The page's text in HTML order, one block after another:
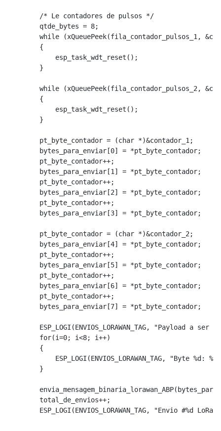
        /* Le contadores de pulsos */
        qtde_bytes = 8;
while (xQueuePeek(fila_contador_pulsos_1,
        {
            esp_task_wdt_reset();
        }
while (xQueuePeek(fila_contador_pulsos_2,
        {
            esp_task_wdt_reset();
        }
        pt_byte_contador = (char *)&contador_1;
        bytes_para_enviar[0] = *pt_byte_contador;
        pt_byte_contador++;
        bytes_para_enviar[1] = *pt_byte_contador;
        pt_byte_contador++;
        bytes_para_enviar[2] = *pt_byte_contador;
        pt_byte_contador++;
        bytes_para_enviar[3] = *pt_byte_contador;
        pt_byte_contador = (char *)&contador_2;
        bytes_para_enviar[4] = *pt_byte_contador;
        pt_byte_contador++;
        bytes_para_enviar[5] = *pt_byte_contador;
        pt_byte_contador++;
        bytes_para_enviar[6] = *pt_byte_contador;
        pt_byte_contador++;
        bytes_para_enviar[7] = *pt_byte_contador;
ESP_LOGI(ENVIOS_LORAWAN_TAG, "Payload a ser
        for(i=0; i<8; i++)
        {
ESP_LOGI(ENVIOS_LORAWAN_TAG, "Byte %d:
        }
        total_de_envios++;
ESP_LOGI(ENVIOS_LORAWAN_TAG, "Envio #%d